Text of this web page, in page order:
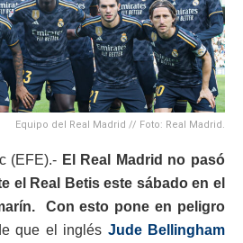
Equipo del Real Madrid // Foto: Real Madrid.
(EFE).- El Real Madrid no pasó
el Real Betis este sábado en el
Con esto pone en peligro
que el inglés Jude Bellingham